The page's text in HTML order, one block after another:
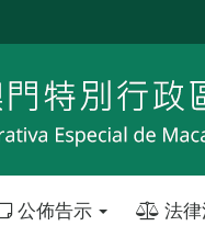
公佈告示 法